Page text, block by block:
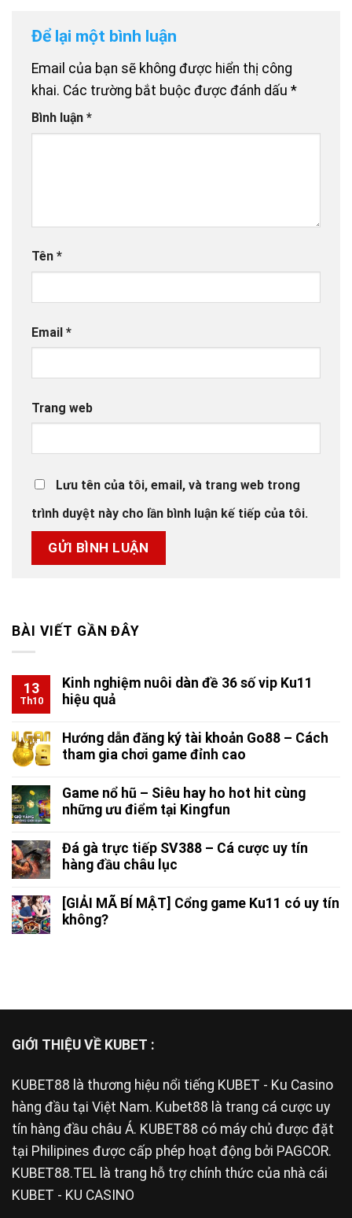
Để lại một bình luận
Email của bạn sẽ không được hiển thị công
khai. Các trường bắt buộc được đánh dấu *
Bình luận *
Tên *
Email *
Trang web
Lưu tên của tôi, email, và trang web trong
trình duyệt này cho lần bình luận kế tiếp của tôi.
BÀI VIẾT GẦN ĐÂY
13
Th10
Kinh nghiệm nuôi dàn đề 36 số vip Ku11
hiệu quả
Hướng dẫn đăng ký tài khoản Go88 – Cách
tham gia chơi game đỉnh cao
Game nổ hũ – Siêu hay ho hot hit cùng
những ưu điểm tại Kingfun
Đá gà trực tiếp SV388 – Cá cược uy tín
hàng đầu châu lục
[GIẢI MÃ BÍ MẬT] Cổng game Ku11 có uy tín
không?
GIỚI THIỆU VỀ KUBET :
KUBET88 là thương hiệu nổi tiếng KUBET - Ku Casino
hàng đầu tại Việt Nam. Kubet88 là trang cá cược uy
tín hàng đầu châu Á. KUBET88 có máy chủ được đặt
tại Philipines được cấp phép hoạt động bởi PAGCOR.
KUBET88.TEL là trang hỗ trợ chính thức của nhà cái
KUBET - KU CASINO